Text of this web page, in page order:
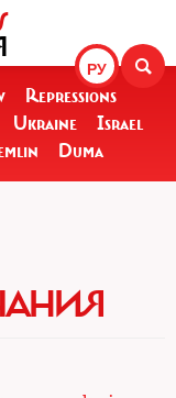
РУ
Repressions
Ukraine
Israel
Duma